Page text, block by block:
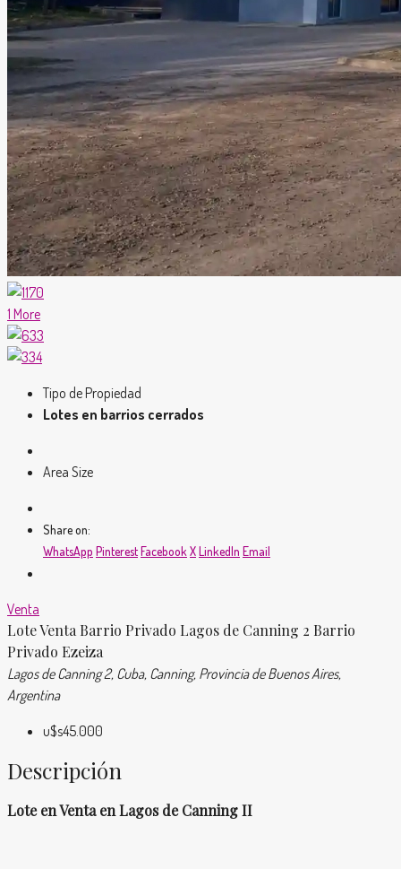
1 More
Tipo de Propiedad
Lotes en barrios cerrados
Area Size
Share on:
WhatsApp PinterestFacebook XLinkedIn Email
Venta
Lote Venta Barrio Privado Lagos de Canning 2 Barrio
Privado Ezeiza
Lagos de Canning 2, Cuba, Canning, Provincia de Buenos Aires,
Argentina
u$s45.000
Descripción
Lote en Venta en Lagos de Canning II